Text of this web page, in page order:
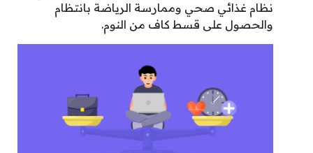
نظام غذائي صحي وممارسة الرياضة بانتظام
والحصول على قسط كاف من النوم.